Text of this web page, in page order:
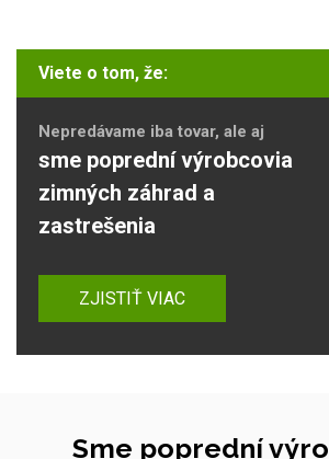
Viete o tom, že:
Nepredávame iba tovar, ale aj
sme poprední výrobcovia
zimných záhrad a
zastrešenia
ZJISTIŤ VIAC
Sme poprední